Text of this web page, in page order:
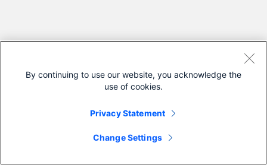
By continuing to use our website, you acknowledge the
use of cookies.
Privacy Statement
Change Settings